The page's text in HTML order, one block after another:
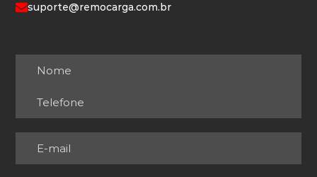
suporte@remocarga.com.br